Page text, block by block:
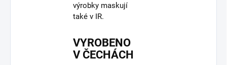
výrobky maskují
také v IR.
VYROBENO
V ČECHÁCH